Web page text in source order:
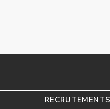
RECRUTEMENTS